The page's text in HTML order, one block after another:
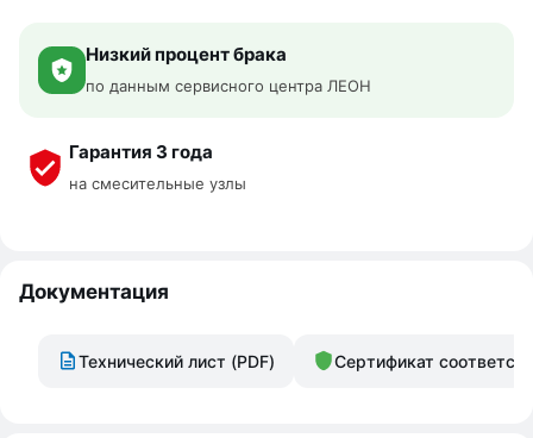
Низкий процент брака
по данным сервисного центра ЛЕОН
Гарантия 3 года
на смесительные узлы
Документация
Технический лист (PDF) Сертификат